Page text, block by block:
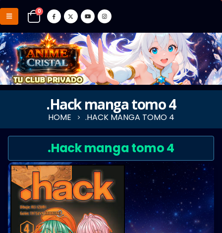
0
.Hack manga tomo 4
HOME .HACK MANGA TOMO 4
.Hack manga tomo 4